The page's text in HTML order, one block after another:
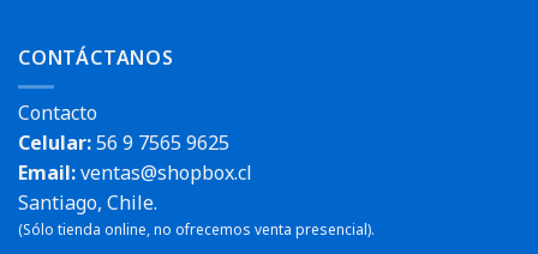
CONTÁCTANOS
Contacto
Celular:56 9 7565 9625
Email:ventas@shopbox.cl
Santiago, Chile.
(Sólo tienda online, no ofrecemos venta presencial).